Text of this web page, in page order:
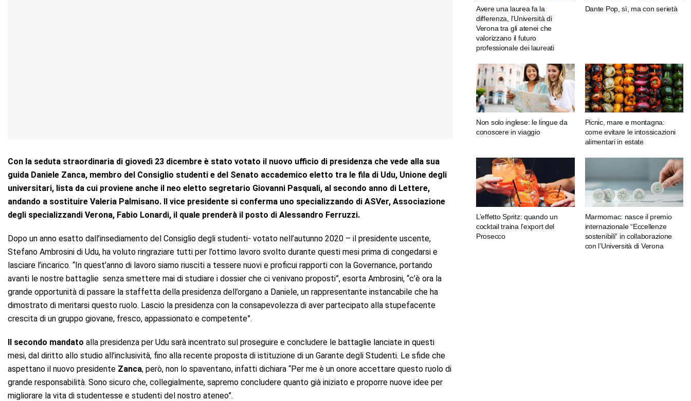
Con la seduta straordinaria di giovedì 23 dicembre è stato votato il nuovo ufficio di presidenza che vede alla sua
guida Daniele Zanca, membro del Consiglio studenti e del Senato accademico eletto tra le fila di Udu, Unione degli
universitari, lista da cui proviene anche il neo eletto segretario Giovanni Pasquali, al secondo anno di Lettere,
andando a sostituire Valeria Palmisano. Il vice presidente si conferma uno specializzando di ASVer, Associazione
degli specializzandi Verona, Fabio Lonardi, il quale prenderà il posto di Alessandro Ferruzzi.
Dopo un anno esatto dall’insediamento del Consiglio degli studenti- votato nell’autunno 2020 – il presidente uscente,
Stefano Ambrosini di Udu, ha voluto ringraziare tutti per l’ottimo lavoro svolto durante questi mesi prima di congedarsi e
lasciare l’incarico. “In quest’anno di lavoro siamo riusciti a tessere nuovi e proficui rapporti con la Governance, portando
avanti le nostre battaglie senza smettere mai di studiare i dossier che ci venivano proposti”, esorta Ambrosini, “c’è ora la
grande opportunità di passare la staffetta della presidenza dell’organo a Daniele, un rappresentante instancabile che ha
dimostrato di meritarsi questo ruolo. Lascio la presidenza con la consapevolezza di aver partecipato alla stupefacente
crescita di un gruppo giovane, fresco, appassionato e competente”.
Il secondo mandato alla presidenza per Udu sarà incentrato sul proseguire e concludere le battaglie lanciate in questi
mesi, dal diritto allo studio all’inclusività, fino alla recente proposta di istituzione di un Garante degli Studenti. Le sfide che
aspettano il nuovo presidente Zanca, però, non lo spaventano, infatti dichiara “Per me è un onore accettare questo ruolo di
grande responsabilità. Sono sicuro che, collegialmente, sapremo concludere quanto già iniziato e proporre nuove idee per
migliorare la vita di studentesse e studenti del nostro ateneo”.
Avere una laurea fa la
differenza, l’Università di
Verona tra gli atenei che
valorizzano il futuro
professionale dei laureati
Dante Pop, sì, ma con serietà
Non solo inglese: le lingue da
conoscere in viaggio
Picnic, mare e montagna:
come evitare le intossicazioni
alimentari in estate
L’effetto Spritz: quando un
cocktail traina l’export del
Prosecco
Marmomac: nasce il premio
internazionale “Eccellenze
sostenibili” in collaborazione
con l’Università di Verona